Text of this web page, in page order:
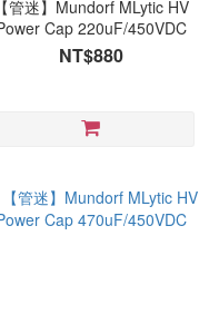
【管迷】Mundorf MLytic HV
Cap 220uF/450VDC
NT$880